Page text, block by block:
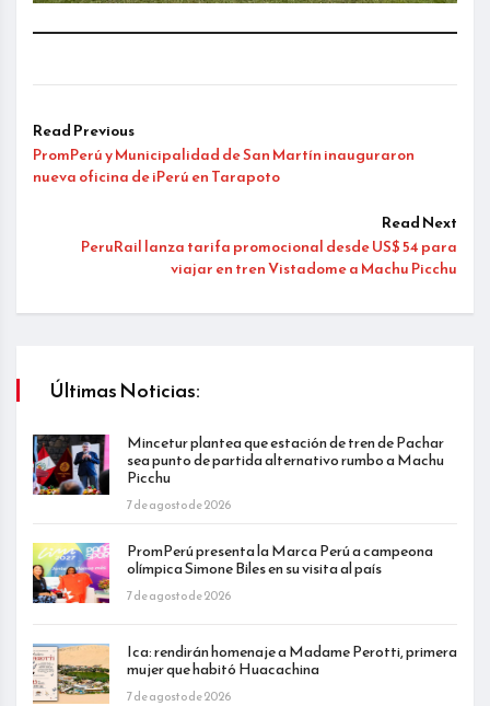
Read Previous
PromPerú y Municipalidad de San Martín inauguraron
nueva oficina de iPerú en Tarapoto
Read Next
PeruRail lanza tarifa promocional desde US$ 54 para
viajar en tren Vistadome a Machu Picchu
Últimas Noticias:
Mincetur plantea que estación de tren de Pachar
sea punto de partida alternativo rumbo a Machu
Picchu
7 de agosto de 2026
PromPerú presenta la Marca Perú a campeona
olímpica Simone Biles en su visita al país
7 de agosto de 2026
Ica: rendirán homenaje a Madame Perotti, primera
mujer que habitó Huacachina
7 de agosto de 2026